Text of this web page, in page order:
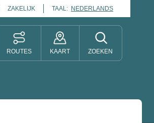
ZAKELIJK TAAL: NEDERLANDS
ROUTES KAART ZOEKEN